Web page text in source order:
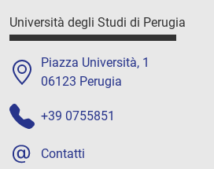
Università degli Studi di Perugia
Piazza Università, 1
06123 Perugia
+39 0755851
Contatti